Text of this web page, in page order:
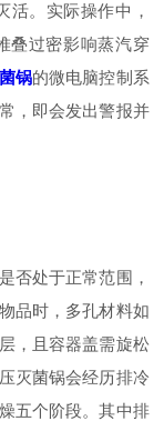
活。实际操作中，
叠过密影响蒸汽穿
锅的微电脑控制系
，即会发出警报并
处于正常范围，
品时，多孔材料如
，且容器盖需旋松
灭菌锅会经历排冷
五个阶段。其中排